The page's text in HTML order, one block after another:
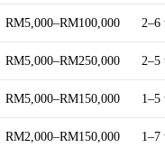
RM5,000–RM100,000 2–6
RM5,000–RM250,000 2–5
RM5,000–RM150,000 1–5
RM2,000–RM150,000 1–7